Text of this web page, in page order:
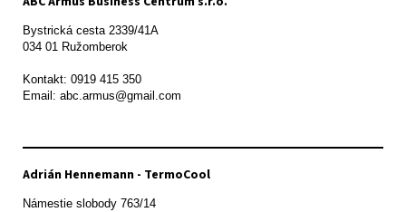
Bystrická cesta 2339/41A
034 01 Ružomberok
Kontakt: 0919 415 350
Adrián Hennemann - TermoCool
Námestie slobody 763/14